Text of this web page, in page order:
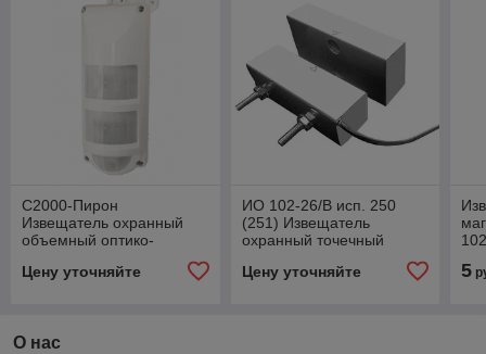
С2000-Пирон
Извещатель охранный
объемный оптико-
Цену уточняйте
ИО 102-26/В исп. 250
(251) Извещатель
охранный точечный
взрывозащищенный
Цену уточняйте 5
О нас